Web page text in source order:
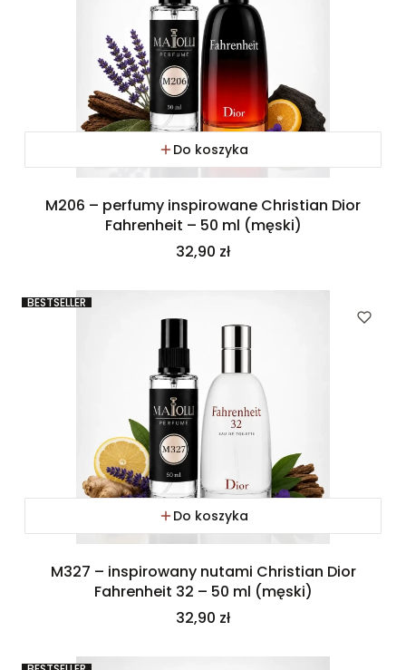
Do koszyka
M206 – perfumy inspirowane Christian Dior
Fahrenheit – 50 ml (męski)
Cena
32,90 zł
BESTSELLER
Do koszyka
M327 – inspirowany nutami Christian Dior
Fahrenheit 32 – 50 ml (męski)
Cena
32,90 zł